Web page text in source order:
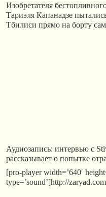
Изобретателя
Тариэля Капанадзе
Тбилиси прямо на борту
Аудиозапись: интервью с
рассказывает о попытке
[pro-player width=’640′
type=’sound’]http://